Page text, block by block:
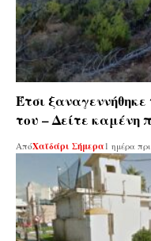
Έτσι
του – Δείτε καμένη
ΑπόΧαϊδάρι Σήμερα 1 ημέρα